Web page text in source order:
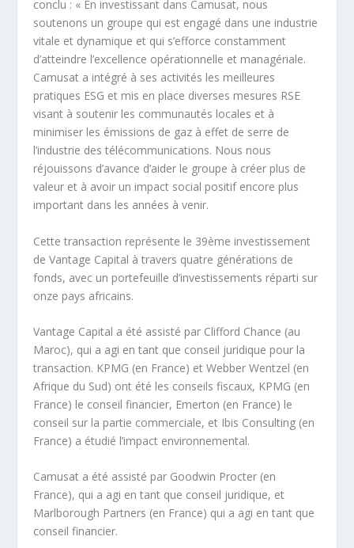
conclu : « En investissant dans Camusat, nous
soutenons un groupe qui est engagé dans une industrie
vitale et dynamique et qui s’efforce constamment
d’atteindre l’excellence opérationnelle et managériale.
Camusat a intégré à ses activités les meilleures
pratiques ESG et mis en place diverses mesures RSE
visant à soutenir les communautés locales et à
minimiser les émissions de gaz à effet de serre de
l’industrie des télécommunications. Nous nous
réjouissons d’avance d’aider le groupe à créer plus de
valeur et à avoir un impact social positif encore plus
important dans les années à venir.
Cette transaction représente le 39ème investissement
de Vantage Capital à travers quatre générations de
fonds, avec un portefeuille d’investissements réparti sur
onze pays africains.
Vantage Capital a été assisté par Clifford Chance (au
Maroc), qui a agi en tant que conseil juridique pour la
transaction. KPMG (en France) et Webber Wentzel (en
Afrique du Sud) ont été les conseils fiscaux, KPMG (en
France) le conseil financier, Emerton (en France) le
conseil sur la partie commerciale, et Ibis Consulting (en
France) a étudié l’impact environnemental.
Camusat a été assisté par Goodwin Procter (en
France), qui a agi en tant que conseil juridique, et
Marlborough Partners (en France) qui a agi en tant que
conseil financier.